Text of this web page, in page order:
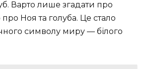
Варто лише згадати про
про Ноя та голуба. Це стало
символу миру — білого